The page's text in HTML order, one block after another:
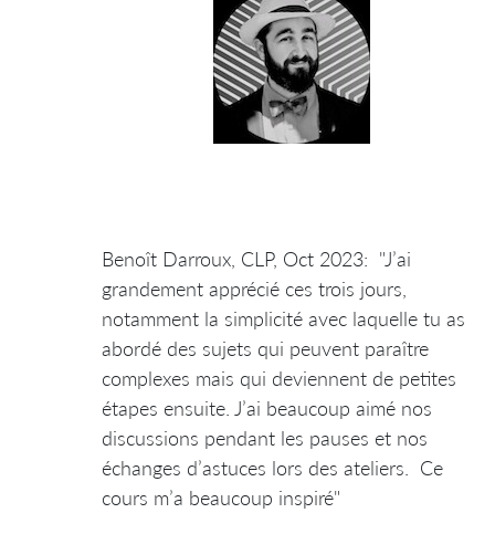
Benoît Darroux, CLP, Oct 2023: "J’ai
grandement apprécié ces trois jours,
notamment la simplicité avec laquelle tu as
abordé des sujets qui peuvent paraître
complexes mais qui deviennent de petites
étapes ensuite. J’ai beaucoup aimé nos
discussions pendant les pauses et nos
échanges d’astuces lors des ateliers. Ce
cours m’a beaucoup inspiré"